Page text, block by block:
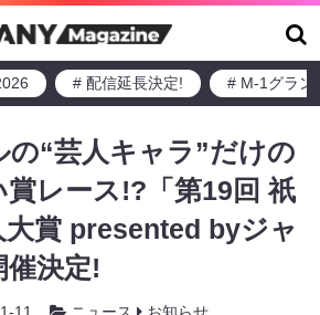
# 配信延長決定! # M-1グラン
の“芸人キャラ”だけの
レース!?「第19回 祇
大賞 presented byジャ
決定!